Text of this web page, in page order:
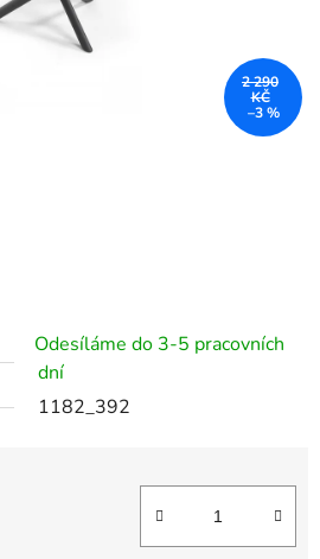
Odesíláme do 3-5 pracovních
dní
1182_392
2 290
KČ
–3 %